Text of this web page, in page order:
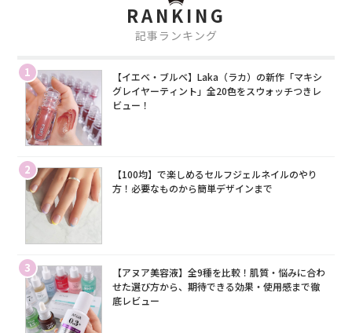
RANKING
記事ランキング
1
【イエベ・ブルベ】Laka（ラカ）の新作「マキシ
グレイヤーティント」全20色をスウォッチつきレ
ビュー！
2
【100均】で楽しめるセルフジェルネイルのやり
方！必要なものから簡単デザインまで
3
【アヌア美容液】全9種を比較！肌質・悩みに合わ
せた選び方から、期待できる効果・使用感まで徹
底レビュー